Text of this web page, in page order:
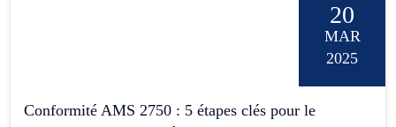
20
MAR
2025
Conformité AMS 2750 : 5 étapes clés pour le